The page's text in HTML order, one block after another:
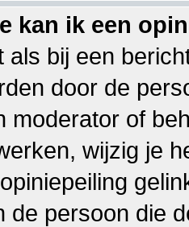
kan ik een
als bij een
door de
moderator of
wijzig je
de persoon die